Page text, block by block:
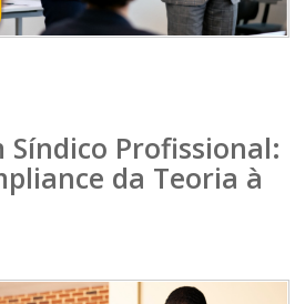
Síndico Profissional:
da Teoria à